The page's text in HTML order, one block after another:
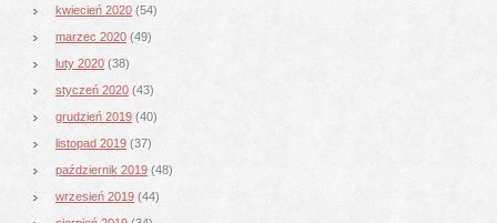
kwiecień 2020 (54)
marzec 2020 (49)
luty 2020 (38)
styczeń 2020 (43)
grudzień 2019 (40)
listopad 2019 (37)
październik 2019 (48)
wrzesień 2019 (44)